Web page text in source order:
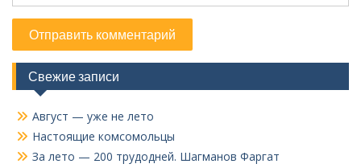
Свежие записи
Август — уже не лето
Настоящие комсомольцы
За лето — 200 трудодней. Шагманов Фаргат